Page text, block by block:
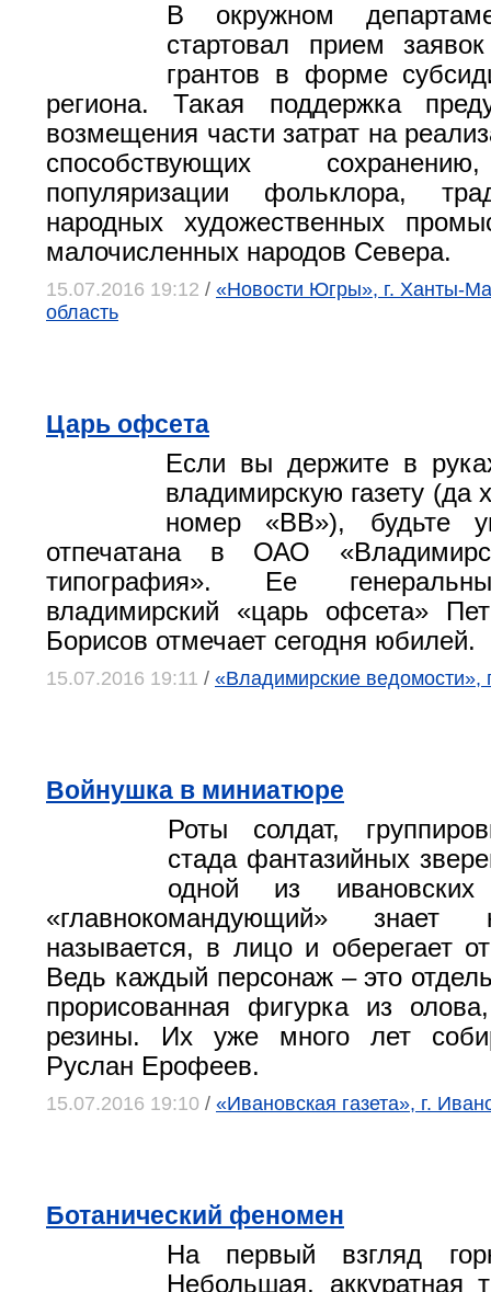
В окружном
стартовал прием
грантов в форме
региона. Такая поддержка
возмещения части затрат на
способствующих
популяризации фольклора,
народных художественных
малочисленных народов Севера.
15.07.2016 19:12 / «Новости Югры», г. Ханты-
область
Царь офсета
Если вы держите в
владимирскую газету (да
номер «ВВ»), будьте
отпечатана в ОАО
типография». Ее
владимирский «царь офсета»
Борисов отмечает сегодня юбилей.
15.07.2016 19:11 / «Владимирские ведомости»,
Войнушка в миниатюре
Роты солдат,
стада фантазийных
одной из
«главнокомандующий» знает
называется, в лицо и оберегает
Ведь каждый персонаж – это
прорисованная фигурка из
резины. Их уже много лет
Руслан Ерофеев.
15.07.2016 19:10 / «Ивановская газета», г.
Ботанический феномен
На первый взгляд
Небольшая, аккуратная